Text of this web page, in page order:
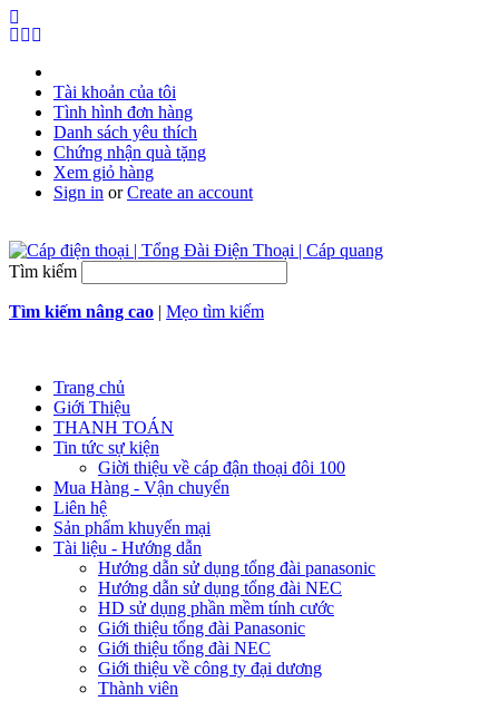
Tài khoản của tôi
Tình hình đơn hàng
Danh sách yêu thích
Chứng nhận quà tặng
Xem giỏ hàng
Sign in orCreate an account
Tìm kiếm
Tìm kiếm nâng cao | Mẹo tìm kiếm
Trang chủ
Giới Thiệu
THANH TOÁN
Tin tức sự kiện
Giời thiệu về cáp đận thoại đôi 100
Mua Hàng - Vận chuyển
Liên hệ
Sản phẩm khuyến mại
Tài liệu - Hướng dẫn
Hướng dẫn sử dụng tổng đài panasonic
Hướng dẫn sử dụng tổng đài NEC
HD sử dụng phần mềm tính cước
Giới thiệu tổng đài Panasonic
Giới thiệu tổng đài NEC
Giới thiệu về công ty đại dương
Thành viên